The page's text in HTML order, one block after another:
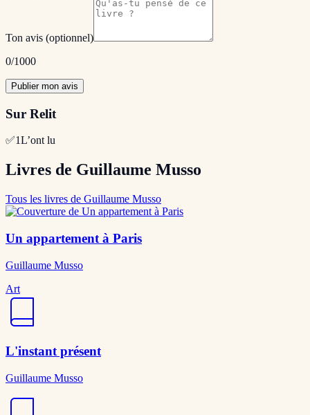
Ton avis (optionnel)
0/1000
Publier mon avis
Sur Relit
✅1L’ont lu
Livres de Guillaume Musso
Tous les livres de Guillaume Musso
Un appartement à Paris
Guillaume Musso
Art
L'instant présent
Guillaume Musso